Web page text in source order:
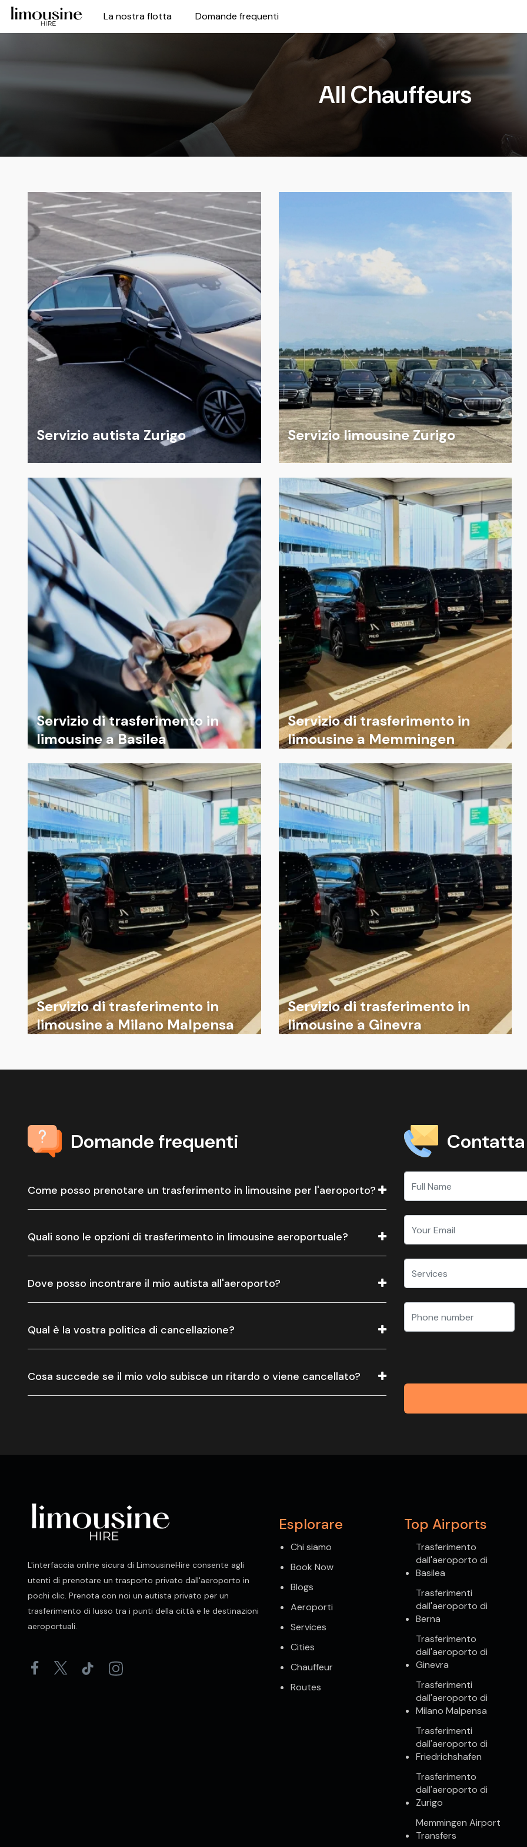
La nostra flotta Domande frequenti
All Chauffeurs
Servizio autista Zurigo Servizio limousine Zurigo
Servizio di trasferimento in
limousine a Basilea
Servizio di trasferimento in
limousine a Memmingen
Servizio di trasferimento in
limousine a Milano Malpensa
Servizio di trasferimento in
limousine a Ginevra
Domande frequenti
Come posso prenotare un trasferimento in limousine per l'aeroporto?
Quali sono le opzioni di trasferimento in limousine aeroportuale?
Dove posso incontrare il mio autista all'aeroporto?
Qual è la vostra politica di cancellazione?
Cosa succede se il mio volo subisce un ritardo o viene cancellato?
L'interfaccia online sicura di LimousineHire consente agli
utenti di prenotare un trasporto privato dall'aeroporto in
pochi clic. Prenota con noi un autista privato per un
trasferimento di lusso tra i punti della città e le destinazioni
aeroportuali.
Esplorare
Chi siamo
Book Now
Blogs
Aeroporti
Services
Cities
Chauffeur
Routes
Top Airports
Trasferimento
dall'aeroporto di
Basilea
Trasferimenti
dall'aeroporto di
Berna
Trasferimento
dall'aeroporto di
Ginevra
Trasferimenti
dall'aeroporto di
Milano Malpensa
Trasferimenti
dall'aeroporto di
Friedrichshafen
Trasferimento
dall'aeroporto di
Zurigo
Memmingen Airport
Transfers